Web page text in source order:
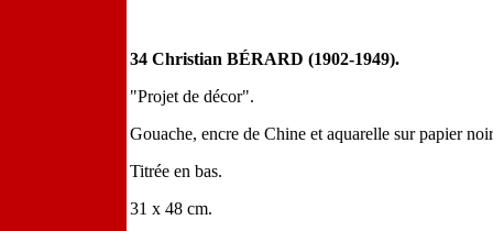
34 Christian BÉRARD (1902-1949).
"Projet de décor".
Gouache, encre de Chine et aquarelle sur papier
Titrée en bas.
31 x 48 cm.